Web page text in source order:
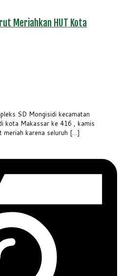
Meriahkan HUT Kota
SD Mongisidi kecamatan
kota Makassar ke 416 , kamis
meriah karena seluruh […]